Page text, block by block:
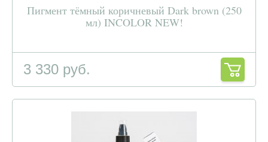
Пигмент тёмный коричневый Dark brown (250
мл) INCOLOR NEW!
3 330 руб.